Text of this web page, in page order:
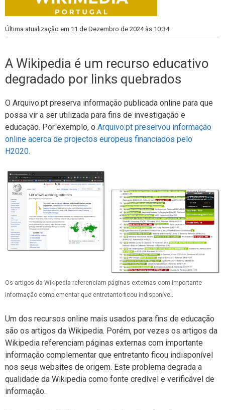
Última atualização em 11 de Dezembro de 2024 às 10:34
A Wikipedia é um recurso educativo
degradado por links quebrados
O Arquivo.pt preserva informação publicada online para que
possa vir a ser utilizada para fins de investigação e
educação. Por exemplo, o Arquivo.pt preservou informação
online acerca de projectos europeus financiados pelo
H2020.
Os artigos da Wikipedia referenciam páginas externas com importante
informação complementar que entretanto ficou indisponível.
Um dos recursos online mais usados para fins de educação
são os artigos da Wikipedia. Porém, por vezes os artigos da
Wikipedia referenciam páginas externas com importante
informação complementar que entretanto ficou indisponível
nos seus websites de origem. Este problema degrada a
qualidade da Wikipedia como fonte credível e verificável de
informação.